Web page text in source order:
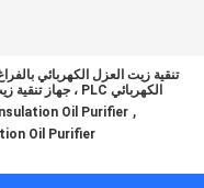
تنقية زيت العزل الكهربائي
الكهربائي PLC ، جهاز تنقية زيت العزل OD 25 مم
,
Oil Purifier
Oil Purifier